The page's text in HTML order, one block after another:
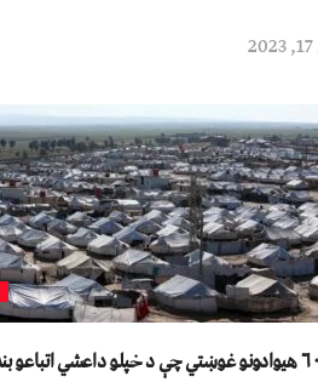
عراق له ۶۰ هیوادونو غوښتي چې د خپلو داعشي اتباعو